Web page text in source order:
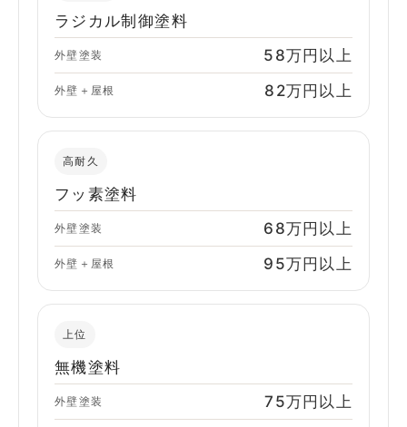
ラジカル制御塗料
外壁塗装 58万円以上
外壁＋屋根 82万円以上
高耐久
フッ素塗料
外壁塗装 68万円以上
外壁＋屋根 95万円以上
上位
無機塗料
外壁塗装 75万円以上